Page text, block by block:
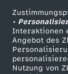
•
Interaktionen
Angebot des
Nutzung von
Livestreams
Sendungen A-Z
TV-Programm